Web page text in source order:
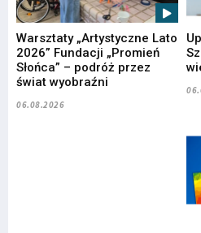
Warsztaty „Artystyczne Lato
2026” Fundacji „Promień
Słońca” – podróż przez
świat wyobraźni
06.08.2026